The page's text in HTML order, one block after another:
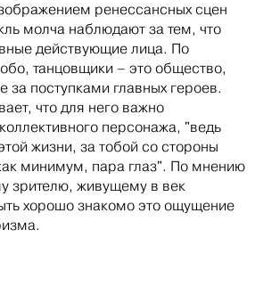
ренессансных сцен
молча наблюдают за тем, что
действующие лица. По
танцовщики – это общество,
поступками главных героев.
что для него важно
персонажа, "ведь
жизни, за тобой со стороны
минимум, пара глаз". По мнению
зрителю, живущему в век
хорошо знакомо это ощущение